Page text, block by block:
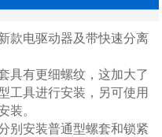
款电驱动器及带快速分离
具有更细螺纹，这加大了
工具进行安装，另可使用
装。
别安装普通型螺套和锁紧